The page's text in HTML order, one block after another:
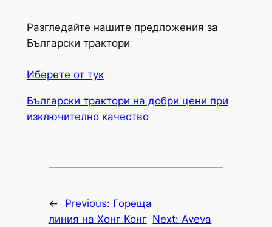
Разгледайте нашите предложения за
Български трактори
Иберете от тук
Български трактори на добри цени при
изключително качество
← Previous: Гореща
линия на Хонг Конг Next: Aveva